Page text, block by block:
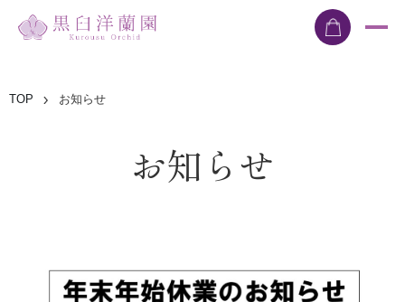
TOP お知らせ
お知らせ